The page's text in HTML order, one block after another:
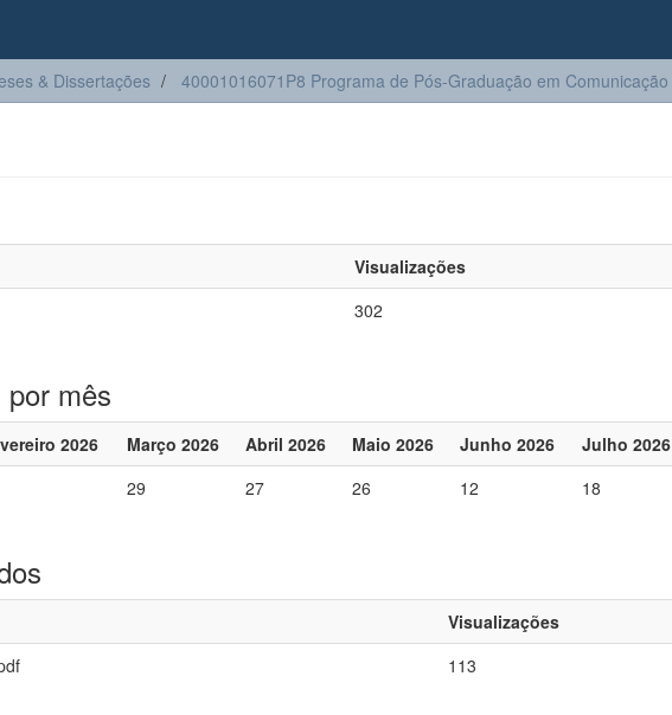
& Dissertações 40001016071P8 Programa de Pós-Graduação em Comunicação
Visualizações
302
mês
2026 Março 2026 Abril 2026 Maio 2026 Junho 2026 Julho 2026
29 27 26 12 18
Visualizações
113